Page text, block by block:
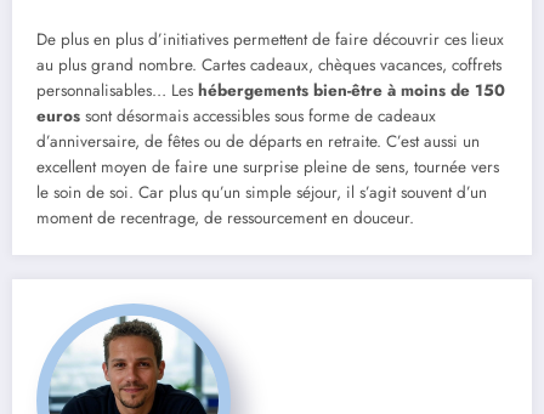
De plus en plus d’initiatives permettent de faire découvrir ces lieux
au plus grand nombre. Cartes cadeaux, chèques vacances, coffrets
personnalisables… Les hébergements bien-être à moins de 150
euros sont désormais accessibles sous forme de cadeaux
d’anniversaire, de fêtes ou de départs en retraite. C’est aussi un
excellent moyen de faire une surprise pleine de sens, tournée vers
le soin de soi. Car plus qu’un simple séjour, il s’agit souvent d’un
moment de recentrage, de ressourcement en douceur.